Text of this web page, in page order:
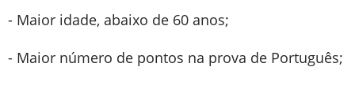
- Maior idade, abaixo de 60 anos;
- Maior número de pontos na prova de Português;